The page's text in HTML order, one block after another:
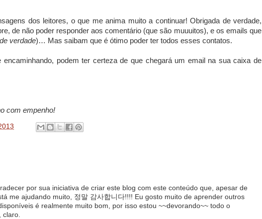
dos leitores, o que me anima muito a continuar! Obrigada de verdade,
de não poder responder aos comentário (que são muuuitos), e os emails que
verdade)… Mas saibam que é ótimo poder ter todos esses contatos.
encaminhando, podem ter certeza de que chegará um email na sua caixa de
com empenho!
por sua iniciativa de criar este blog com este conteúdo que, apesar de
me ajudando muito, 정말 감사합니다!!!! Eu gosto muito de aprender outros
é realmente muito bom, por isso estou ~~devorando~~ todo o